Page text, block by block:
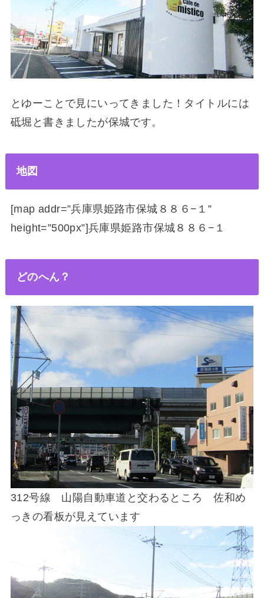
とゆーことで見にいってきました！タイトルには
砥堀と書きましたが保城です。
地図
[map addr=”兵庫県姫路市保城８８６−１”
height=”500px”]兵庫県姫路市保城８８６−１
どのへん？
312号線 山陽自動車道と交わるところ 佐和め
っきの看板が見えています